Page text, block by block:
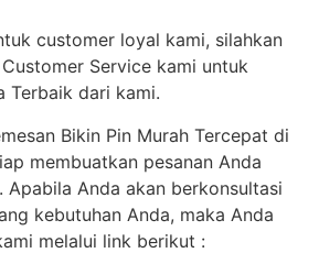
customer loyal kami, silahkan
Service kami untuk
Terbaik dari kami.
Bikin Pin Murah Tercepat di
membuatkan pesanan Anda
Apabila Anda akan berkonsultasi
kebutuhan Anda, maka Anda
melalui link berikut :